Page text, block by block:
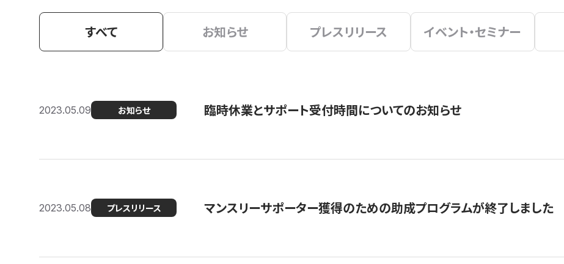
すべて お知らせ プレスリリース イベント・セミナー
2023.05.09 お知らせ 臨時休業とサポート受付時間についてのお知らせ
2023.05.08 プレスリリース マンスリーサポーター獲得のための助成プログラムが終了しました